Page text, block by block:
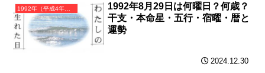
1992年（平成4年）壬申（みずのえさる）・申年（さる年）カレンダー（月曜はじまり）
1992年8月29日は何曜日？何歳？
干支・本命星・五行・宿曜・暦と
運勢
2024.12.30